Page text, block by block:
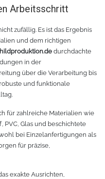
Arbeitsschritt
zufällig. Es ist das Ergebnis
und dem richtigen
durchdachte
in der
über die Verarbeitung bis
und funktionale
für zahlreiche Materialien wie
PVC, Glas und beschichtete
bei Einzelanfertigungen als
für präzise,
exakte Ausrichten,